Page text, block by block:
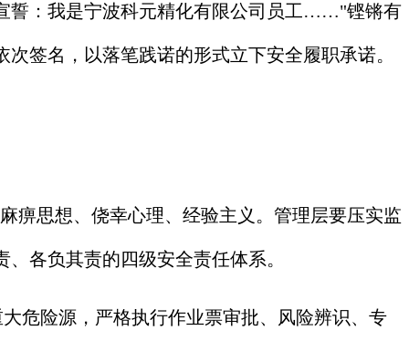
誓：我是宁波科元精化有限公司员工……"铿锵有
签名，以落笔践诺的形式立下安全履职承诺。
痹思想、侥幸心理、经验主义。管理层要压实监
各负其责的四级安全责任体系。
危险源，严格执行作业票审批、风险辨识、专